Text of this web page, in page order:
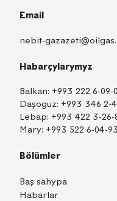
Email
nebit-
Habarçylarymyz
Balkan: +993 222 6-09-
Daşoguz: +993 346 2-
Lebap: +993 422 3-26-
Mary: +993 522 6-04-93
Bölümler
Baş sahypa
Habarlar